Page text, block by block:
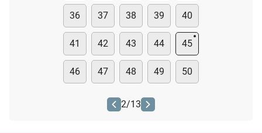
36 37 38 39 40
41 42 43 44 45
46 47 48 49 50
2/13